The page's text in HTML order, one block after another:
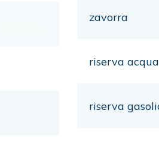
zavorra
riserva acqua
riserva